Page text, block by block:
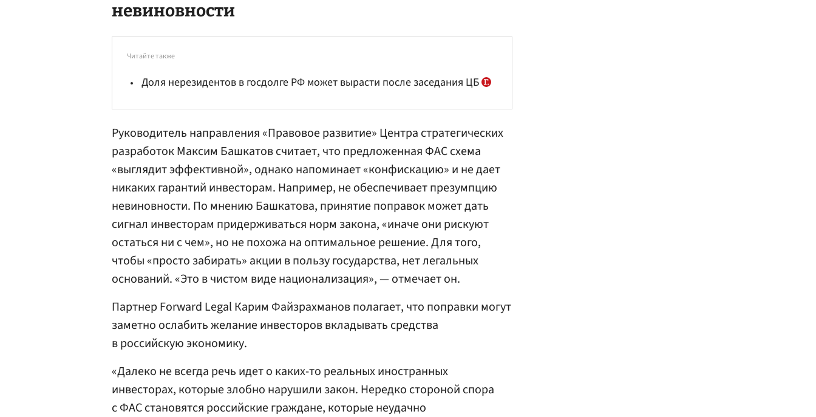
невиновности
Читайте также
Доля нерезидентов в госдолге РФ может вырасти после заседания ЦБ
Руководитель направления «Правовое развитие» Центра стратегических
разработок Максим Башкатов считает, что предложенная ФАС схема
«выглядит эффективной», однако напоминает «конфискацию» и не дает
никаких гарантий инвесторам. Например, не обеспечивает презумпцию
невиновности. По мнению Башкатова, принятие поправок может дать
сигнал инвесторам придерживаться норм закона, «иначе они рискуют
остаться ни с чем», но не похожа на оптимальное решение. Для того,
чтобы «просто забирать» акции в пользу государства, нет легальных
оснований. «Это в чистом виде национализация», — отмечает он.
Партнер Forward Legal Карим Файзрахманов полагает, что поправки могут
заметно ослабить желание инвесторов вкладывать средства
в российскую экономику.
«Далеко не всегда речь идет о каких-то реальных иностранных
инвесторах, которые злобно нарушили закон. Нередко стороной спора
с ФАС становятся российские граждане, которые неудачно